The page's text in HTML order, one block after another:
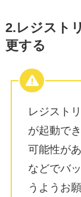
2.レジスト
更する
レジスト
が起動で
可能性が
などでバ
うようお